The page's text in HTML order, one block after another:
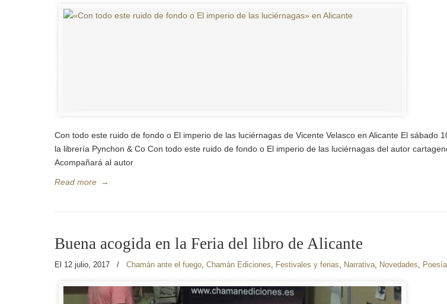
Con todo este ruido de fondo o El imperio de las luciérnagas de Vicente Velasco en Alicante El sábado
la librería Pynchon & Co Con todo este ruido de fondo o El imperio de las luciérnagas del autor
Acompañará al autor
Read more →
Buena acogida en la Feria del libro de Alicante
El 12 julio, 2017 / Chamán ante el fuego, Chamán Ediciones, Festivales y ferias, Narrativa, Novedades, Poesía